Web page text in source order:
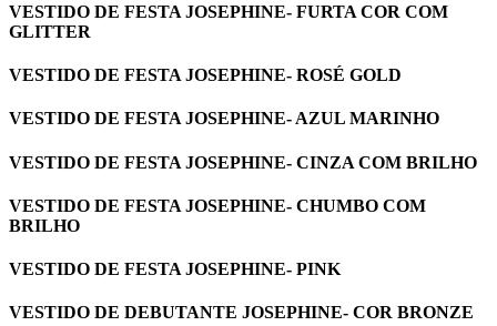
VESTIDO DE FESTA JOSEPHINE- FURTA COR COM
GLITTER
VESTIDO DE FESTA JOSEPHINE- ROSÉ GOLD
VESTIDO DE FESTA JOSEPHINE- AZUL MARINHO
VESTIDO DE FESTA JOSEPHINE- CINZA COM BRILHO
VESTIDO DE FESTA JOSEPHINE- CHUMBO COM
BRILHO
VESTIDO DE FESTA JOSEPHINE- PINK
VESTIDO DE DEBUTANTE JOSEPHINE- COR BRONZE